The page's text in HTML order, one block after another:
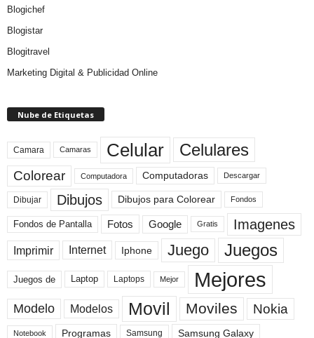
Blogichef
Blogistar
Blogitravel
Marketing Digital & Publicidad Online
Nube de Etiquetas
Camara Camaras Celular Celulares
Colorear Computadora Computadoras Descargar
Dibujar Dibujos Dibujos para Colorear Fondos
Fondos de Pantalla Fotos Google Gratis Imagenes
Imprimir Internet Iphone Juego Juegos
Juegos de Laptop Laptops Mejor Mejores
Modelo Modelos Movil Moviles Nokia
Notebook Programas Samsung Samsung Galaxy